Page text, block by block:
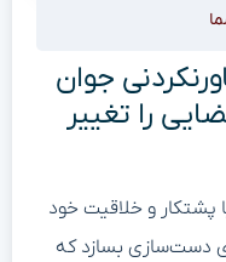
جوان
را تغییر
با پشتکار و خلاقیت خود
دست‌سازی بسازد که